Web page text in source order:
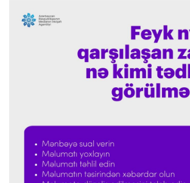
“Mançester Siti”nin baş məşqçisi
üçün böyük imtiyazdır”
danışıqları davam etdirir
Transfer 17:01 08.08.2026